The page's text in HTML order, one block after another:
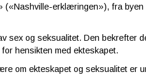
erklæringen»), fra
sex og seksualitet. Den bekrefter
hensikten med ekteskapet.
om ekteskapet og seksualitet er